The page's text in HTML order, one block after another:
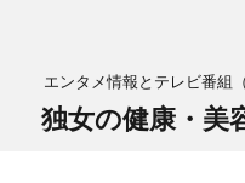
エンタメ情報とテレビ番組
独女の健康・美